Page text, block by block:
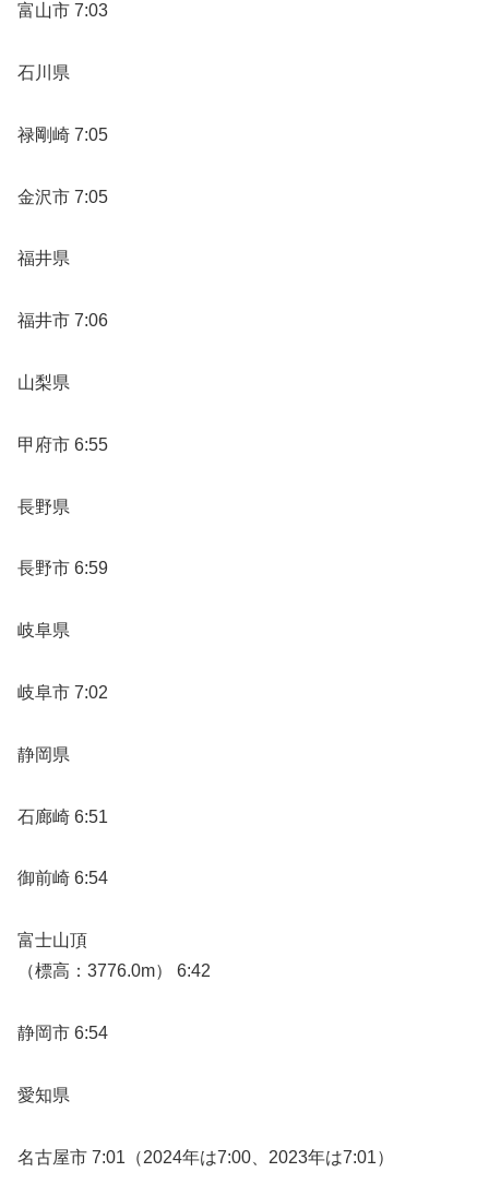
富山市 7:03
石川県
禄剛崎 7:05
金沢市 7:05
福井県
福井市 7:06
山梨県
甲府市 6:55
長野県
長野市 6:59
岐阜県
岐阜市 7:02
静岡県
石廊崎 6:51
御前崎 6:54
富士山頂
（標高：3776.0m） 6:42
静岡市 6:54
愛知県
名古屋市 7:01（2024年は7:00、2023年は7:01）